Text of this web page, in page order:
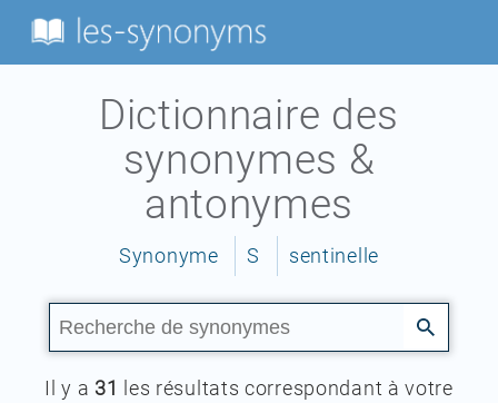
Dictionnaire des
synonymes &
antonymes
Synonyme S sentinelle
Il y a 31
les résultats correspondant à votre